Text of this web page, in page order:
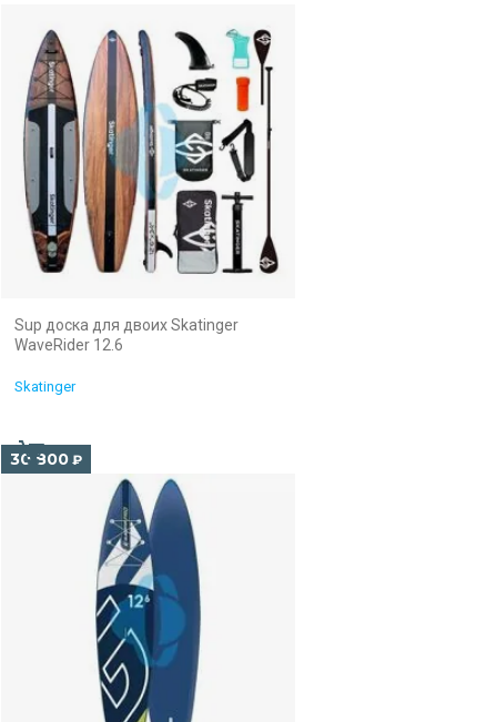
Sup доска для двоих Skatinger
WaveRider 12.6
Skatinger
30 800 ₽